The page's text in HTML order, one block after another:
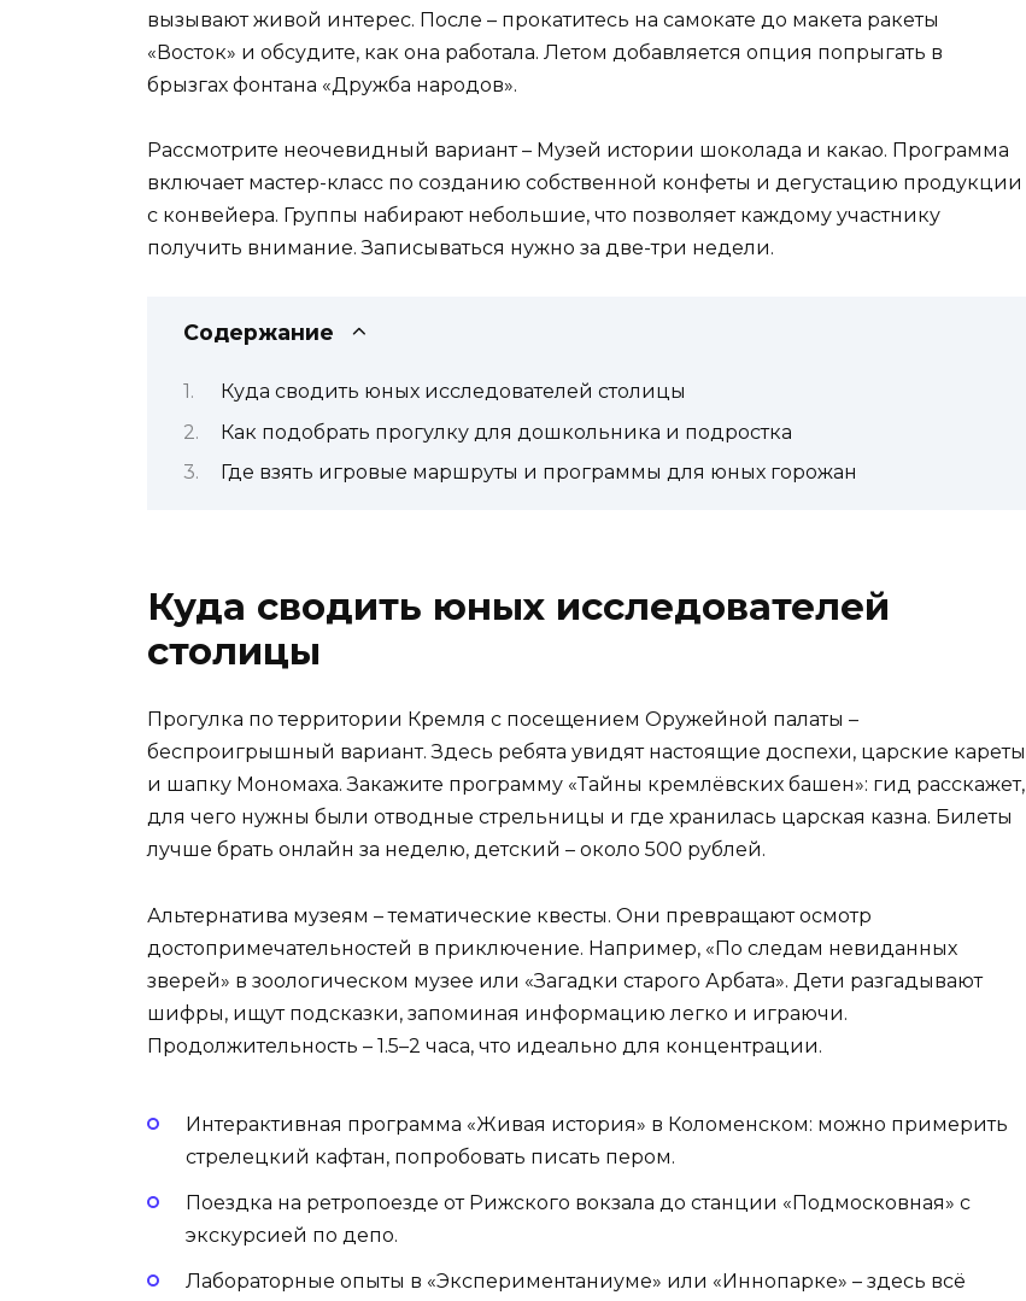
вызывают живой интерес. После – прокатитесь на самокате до макета ракеты
«Восток» и обсудите, как она работала. Летом добавляется опция попрыгать в
брызгах фонтана «Дружба народов».
Рассмотрите неочевидный вариант – Музей истории шоколада и какао. Программа
включает мастер-класс по созданию собственной конфеты и дегустацию продукции
с конвейера. Группы набирают небольшие, что позволяет каждому участнику
получить внимание. Записываться нужно за две-три недели.
Содержание
Куда сводить юных исследователей столицы
Как подобрать прогулку для дошкольника и подростка
Где взять игровые маршруты и программы для юных горожан
Куда сводить юных исследователей
столицы
Прогулка по территории Кремля с посещением Оружейной палаты –
беспроигрышный вариант. Здесь ребята увидят настоящие доспехи, царские кареты
и шапку Мономаха. Закажите программу «Тайны кремлёвских башен»: гид расскажет,
для чего нужны были отводные стрельницы и где хранилась царская казна. Билеты
лучше брать онлайн за неделю, детский – около 500 рублей.
Альтернатива музеям – тематические квесты. Они превращают осмотр
достопримечательностей в приключение. Например, «По следам невиданных
зверей» в зоологическом музее или «Загадки старого Арбата». Дети разгадывают
шифры, ищут подсказки, запоминая информацию легко и играючи.
Продолжительность – 1.5–2 часа, что идеально для концентрации.
Интерактивная программа «Живая история» в Коломенском: можно примерить
стрелецкий кафтан, попробовать писать пером.
Поездка на ретропоезде от Рижского вокзала до станции «Подмосковная» с
экскурсией по депо.
Лабораторные опыты в «Экспериментаниуме» или «Иннопарке» – здесь всё